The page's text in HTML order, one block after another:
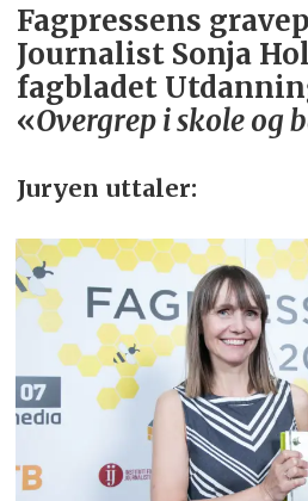
Fagpressens
Journalist Sonja
fagbladet
«Overgrep i skole og
Juryen uttaler: